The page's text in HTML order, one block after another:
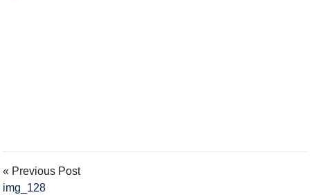
« Previous Post
img_128